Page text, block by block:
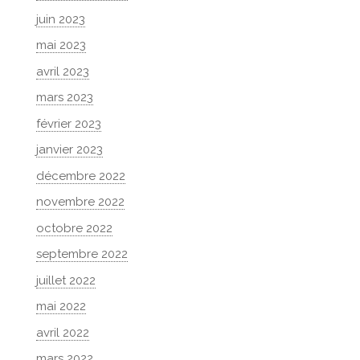
juin 2023
mai 2023
avril 2023
mars 2023
février 2023
janvier 2023
décembre 2022
novembre 2022
octobre 2022
septembre 2022
juillet 2022
mai 2022
avril 2022